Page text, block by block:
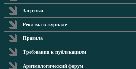
Загрузки
Реклама в журнале
Правила
Требования к публикациям
Аритмологический форум